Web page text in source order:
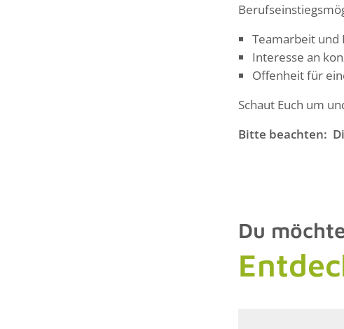
Teamarbeit und
Interesse an
Offenheit für
Schaut Euch um
Bitte beachten:
Du